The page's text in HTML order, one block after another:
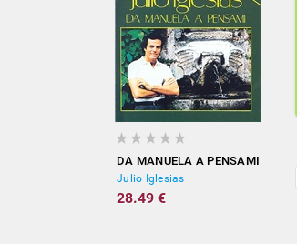
DA MANUELA A PENSAMI
Julio Iglesias
28.49 €